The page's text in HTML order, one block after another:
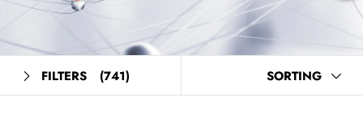
FILTERS (741) SORTING